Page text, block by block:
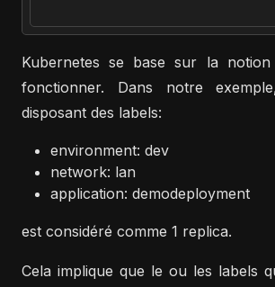
Kubernetes se base sur la
fonctionner. Dans notre
disposant des labels:
environment: dev
network: lan
application: demodeployment
est considéré comme 1 replica.
Cela implique que le ou les labels